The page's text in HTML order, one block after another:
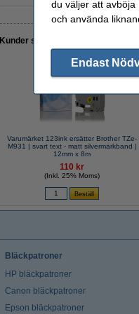
Kunder som gjort ett liknande köp
Varumärket 123ink ersätter Brother TZe-
M931 | svart text - matt silvermärkband |
12mm x 8m
110 kr
(Inkl. 25% Moms)
Bläckpatroner
HP bläckpatroner
Canon bläckpatroner
Epson bläckpatroner
du väljer att avböja
och använda
Endast